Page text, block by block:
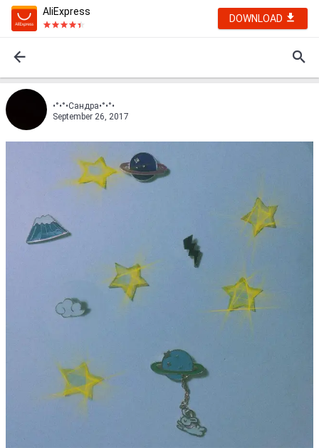
AliExpress
DOWNLOAD
•°•°•Сандра•°•°•
September 26, 2017